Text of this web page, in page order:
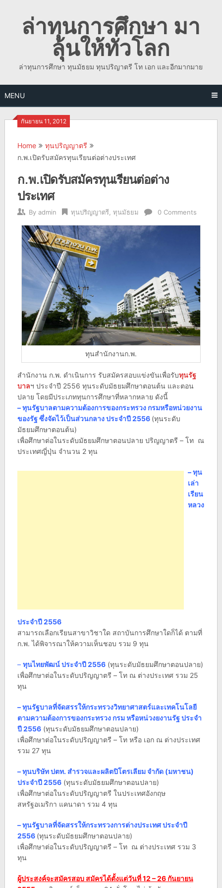
contentล่าทุนการศึกษา มา
ลุ้นให้ทั่วโลก
ล่าทุนการศึกษา ทุนมัธยม ทุนปริญาตรี โท เอก และอีกมากมาย
MENU
กันยายน 11, 2012
Home
ทุนปริญญาตรี
ก.พ.เปิดรับสมัครทุนเรียนต่อต่างประเทศ
ก.พ.เปิดรับสมัครทุนเรียนต่อต่าง
ประเทศ
By admin ทุนปริญญาตรี, ทุนมัธยม 0 Comments
ทุนสำนักงานก.พ.
สำนักงาน ก.พ. ดำเนินการ รับสมัครสอบแข่งขันเพื่อรับทุนรัฐ
บาลฯ ประจำปี 2556 ทุนระดับมัธยมศึกษาตอนต้น และตอน
ปลาย โดยมีประเภททุนการศึกษาที่หลากหลาย ดังนี้
– ทุนรัฐบาลตามความต้องการของกระทรวง กรมหรือหน่วยงาน
ของรัฐ ซึ่งจัดไว้เป็นส่วนกลาง ประจำปี 2556 (ทุนระดับ
มัธยมศึกษาตอนต้น)
เพื่อศึกษาต่อในระดับมัธยมศึกษาตอนปลาย ปริญญาตรี – โท ณ
ประเทศญี่ปุ่น จำนวน 2 ทุน
– ทุน
เล่า
เรียน
หลวง
ประจำปี 2556
สามารถเลือกเรียนสาขาวิชาใด สถาบันการศึกษาใดก็ได้ ตามที่
ก.พ. ได้พิจารณาให้ความเห็นชอบ รวม 9 ทุน
– ทุนไทยพัฒน์ ประจำปี 2556(ทุนระดับมัธยมศึกษาตอนปลาย)
เพื่อศึกษาต่อในระดับปริญญาตรี – โท ณ ต่างประเทศ รวม 25
ทุน
– ทุนรัฐบาลที่จัดสรรให้กระทรวงวิทยาศาสตร์และเทคโนโลยี
ตามความต้องการของกระทรวง กรม หรือหน่วงยงานรัฐ ประจำ
ปี 2556 (ทุนระดับมัธยมศึกษาตอนปลาย)
เพื่อศึกษาต่อในระดับปริญญาตรี – โท หรือ เอก ณ ต่างประเทศ
รวม 27 ทุน
– ทุนบริษัท ปตท. สำรวจและผลิตปิโตรเลียม จำกัด (มหาชน)
ประจำปี 2556(ทุนระดับมัธยมศึกษาตอนปลาย)
เพื่อศึกษาต่อในระดับปริญญาตรี ในประเทศอังกฤษ
สหรัฐอเมริกา แคนาดา รวม 4 ทุน
– ทุนรัฐบาลที่จัดสรรให้กระทรวงการต่างประเทศ ประจำปี
2556 (ทุนระดับมัธยมศึกษาตอนปลาย)
เพื่อศึกษาต่อในระดับปริญญาตรี – โท ณ ต่างประเทศ รวม 3
ทุน
ผู้ประสงค์จะสมัครสอบ สมัครได้ตั้งแต่วันที่ 12 – 26 กันยายน